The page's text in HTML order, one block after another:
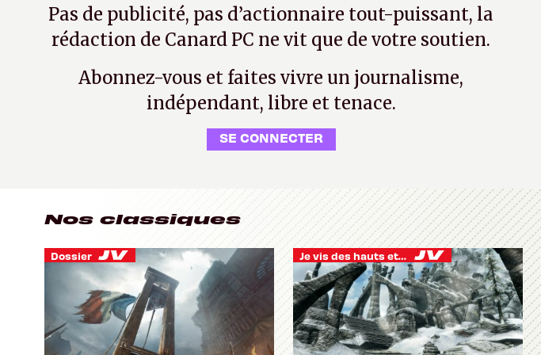
Pas de publicité, pas d’actionnaire tout-puissant, la
rédaction de Canard PC ne vit que de votre soutien.
Abonnez-vous et faites vivre un journalisme,
indépendant, libre et tenace.
SE CONNECTER
Nos classiques
Dossier Je vis des hauts et des bas